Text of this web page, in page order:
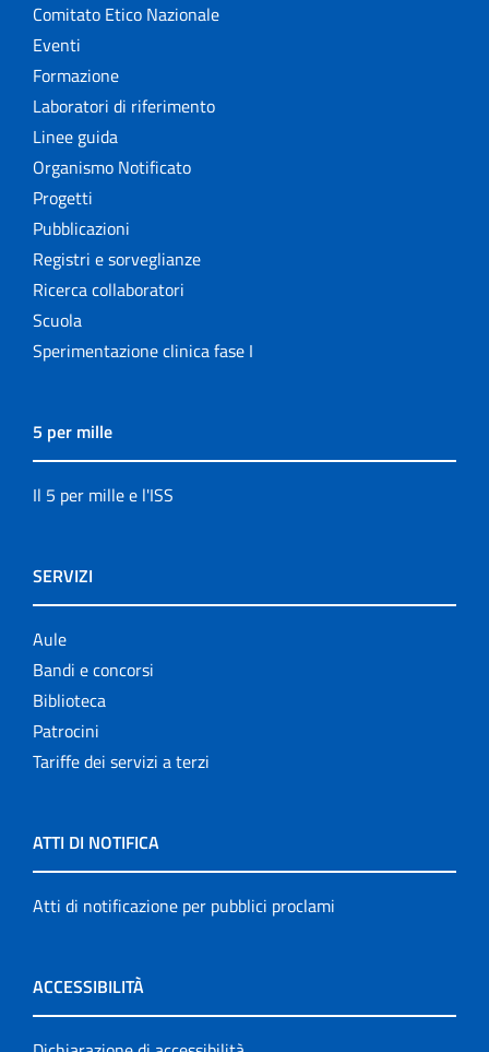
Comitato Etico Nazionale
Eventi
Formazione
Laboratori di riferimento
Linee guida
Organismo Notificato
Progetti
Pubblicazioni
Registri e sorveglianze
Ricerca collaboratori
Scuola
Sperimentazione clinica fase I
5 per mille
Il 5 per mille e l'ISS
SERVIZI
Aule
Bandi e concorsi
Biblioteca
Patrocini
Tariffe dei servizi a terzi
ATTI DI NOTIFICA
Atti di notificazione per pubblici proclami
ACCESSIBILITÀ